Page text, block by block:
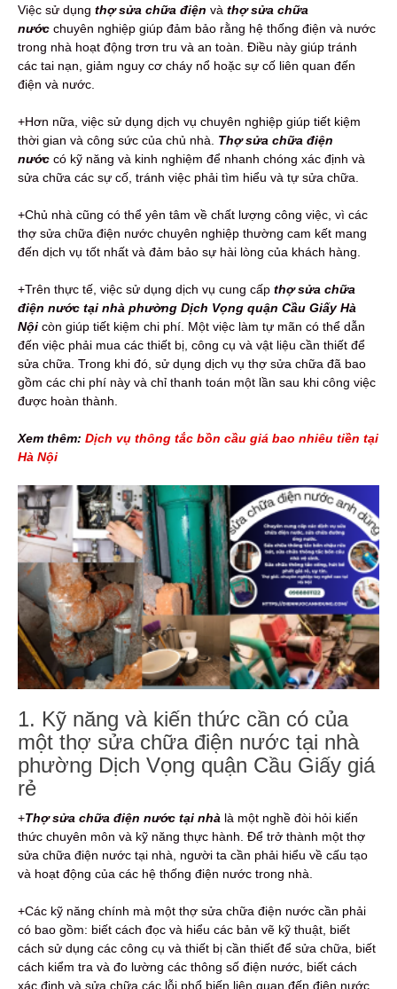
Việc sử dụng thợ sửa chữa điện và thợ sửa chữa
nước chuyên nghiệp giúp đảm bảo rằng hệ thống điện và nước
trong nhà hoạt động trơn tru và an toàn. Điều này giúp tránh
các tai nạn, giảm nguy cơ cháy nổ hoặc sự cố liên quan đến
điện và nước.
+Hơn nữa, việc sử dụng dịch vụ chuyên nghiệp giúp tiết kiệm
thời gian và công sức của chủ nhà. Thợ sửa chữa điện
nước có kỹ năng và kinh nghiệm để nhanh chóng xác định và
sửa chữa các sự cố, tránh việc phải tìm hiểu và tự sửa chữa.
+Chủ nhà cũng có thể yên tâm về chất lượng công việc, vì các
thợ sửa chữa điện nước chuyên nghiệp thường cam kết mang
đến dịch vụ tốt nhất và đảm bảo sự hài lòng của khách hàng.
+Trên thực tế, việc sử dụng dịch vụ cung cấp thợ sửa chữa
điện nước tại nhà phường Dịch Vọng quận Cầu Giấy Hà
Nội còn giúp tiết kiệm chi phí. Một việc làm tự mãn có thể dẫn
đến việc phải mua các thiết bị, công cụ và vật liệu cần thiết để
sửa chữa. Trong khi đó, sử dụng dịch vụ thợ sửa chữa đã bao
gồm các chi phí này và chỉ thanh toán một lần sau khi công việc
được hoàn thành.
Xem thêm: Dịch vụ thông tắc bồn cầu giá bao nhiêu tiền tại
Hà Nội
1. Kỹ năng và kiến thức cần có của
một thợ sửa chữa điện nước tại nhà
phường Dịch Vọng quận Cầu Giấy giá
rẻ
+Thợ sửa chữa điện nước tại nhà là một nghề đòi hỏi kiến
thức chuyên môn và kỹ năng thực hành. Để trở thành một thợ
sửa chữa điện nước tại nhà, người ta cần phải hiểu về cấu tạo
và hoạt động của các hệ thống điện nước trong nhà.
+Các kỹ năng chính mà một thợ sửa chữa điện nước cần phải
có bao gồm: biết cách đọc và hiểu các bản vẽ kỹ thuật, biết
cách sử dụng các công cụ và thiết bị cần thiết để sửa chữa, biết
cách kiểm tra và đo lường các thông số điện nước, biết cách
xác định và sửa chữa các lỗi phổ biến liên quan đến điện nước.